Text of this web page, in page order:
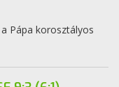
Pápa korosztályos